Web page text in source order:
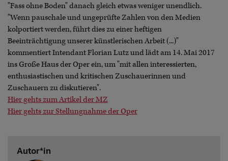
"Fass ohne Boden" danach gleich etwas weniger unendlich.
"Wenn pauschale und ungeprüfte Zahlen von den Medien
kolportiert werden, führt dies zu einer heftigen
Beeinträchtigung unserer künstlerischen Arbeit (...)"
kommentiert Intendant Florian Lutz und lädt am 14. Mai 2017
ins Große Haus der Oper ein, um "mit allen interessierten,
enthusiastischen und kritischen Zuschauerinnen und
Zuschauern zu diskutieren".
Hier gehts zum Artikel der MZ
Hier gehts zur Stellungnahme der Oper
Autor*in